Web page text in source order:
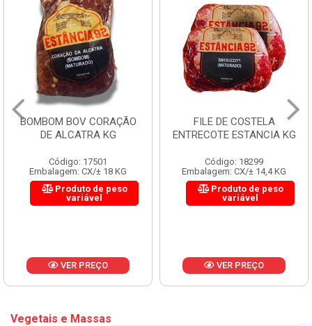
BOMBOM BOV CORAÇÃO
DE ALCATRA KG
Código: 17501
Embalagem: CX/± 18 KG
Produto de peso
variável
VER PREÇO
FILE DE COSTELA
ENTRECOTE ESTANCIA KG
Código: 18299
Embalagem: CX/± 14,4 KG
Produto de peso
variável
VER PREÇO
Vegetais e Massas